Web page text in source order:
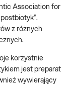
Association for
z różnych
korzystnie
jest preparat
wywierający